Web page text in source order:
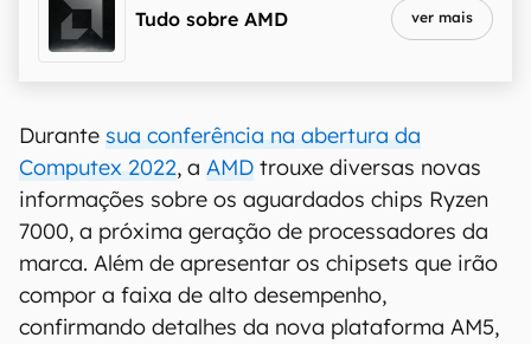
Tudo sobre AMD ver mais
Durante sua conferência na abertura da
Computex 2022, a AMD trouxe diversas novas
informações sobre os aguardados chips Ryzen
7000, a próxima geração de processadores da
marca. Além de apresentar os chipsets que irão
compor a faixa de alto desempenho,
confirmando detalhes da nova plataforma AM5,